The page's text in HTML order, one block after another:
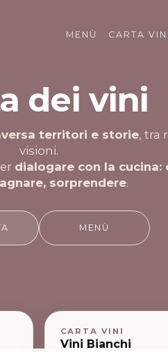
MENÙ CARTA VINI
dei vini
territori e storie, tra
visioni.
dialogare con la cucina:
sorprendere.
MENÙ
CARTA VINI
Vini Bianchi